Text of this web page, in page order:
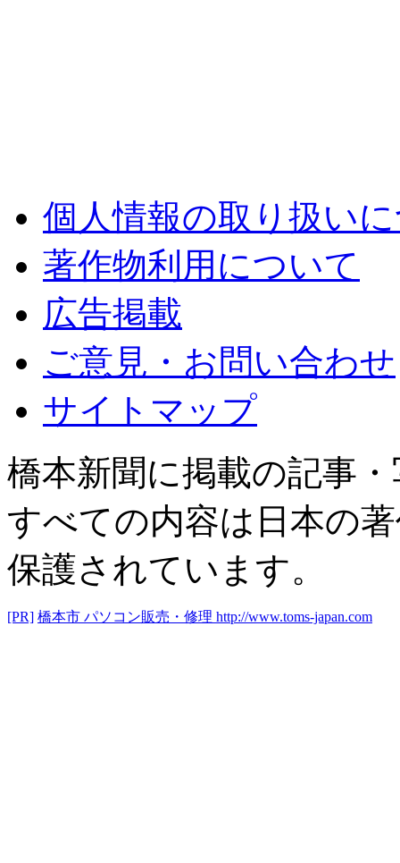
個人情報の取り扱い
著作物利用について
広告掲載
ご意見・お問い合わせ
サイトマップ
橋本新聞に掲載の記事
すべての内容は日本の
保護されています。
[PR] 橋本市 パソコン販売・修理 http://www.toms-japan.com